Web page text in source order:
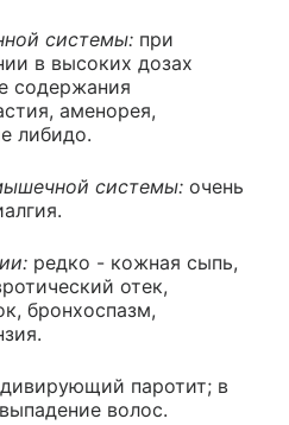
системы: при
в высоких дозах
содержания
аменорея,
либидо.
системы: очень
редко - кожная сыпь,
отек,
бронхоспазм,
паротит; в
волос.